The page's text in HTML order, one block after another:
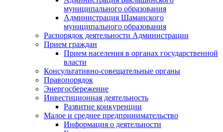
муниципального образования
Администрация Шаманского
муниципального образования
Распорядок деятельности Администрации
Прием граждан
Прием населения в органах государственной
власти
Консультативно-совещательные органы
Правопорядок
Энергосбережение
Инвестиционная деятельность
Развитие конкуренции
Малое и среднее предпринимательство
Информация о деятельности